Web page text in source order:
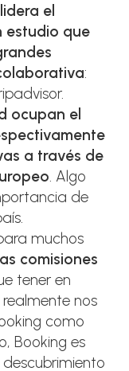
lidera el
estudio que
:
ocupan el
a través de
. Algo
de
muchos
comisiones
tener en
nos
como
Booking es